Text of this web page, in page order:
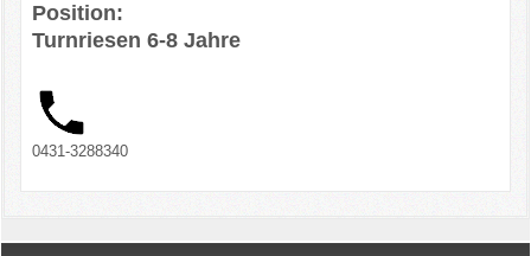
Gastronomie
Position:
Turnriesen 6-8 Jahre
0431-3288340